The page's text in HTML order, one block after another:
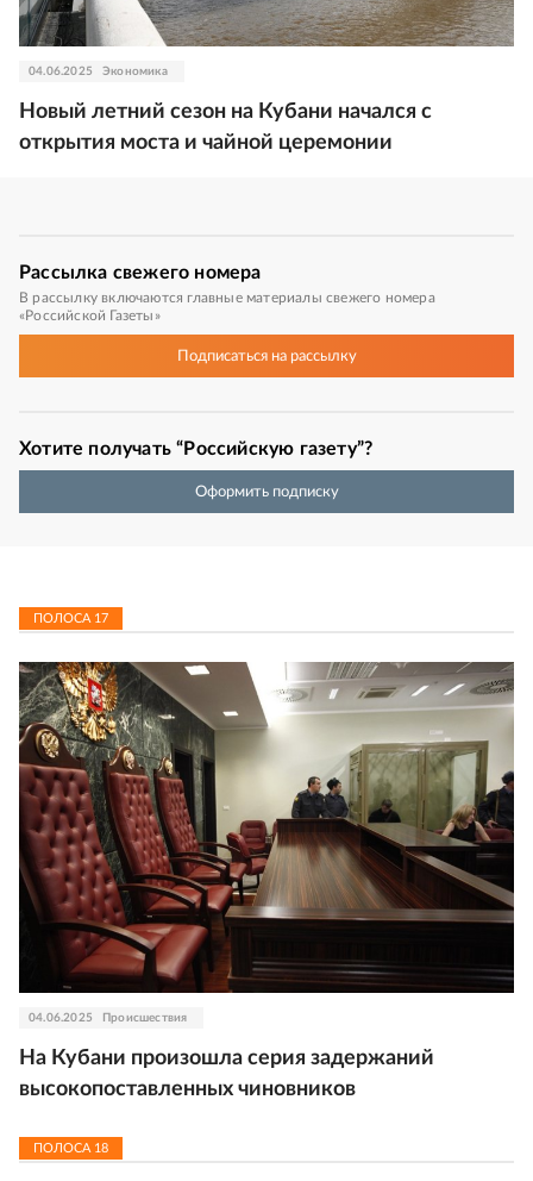
04.06.2025 Экономика
Новый летний сезон на Кубани начался с
открытия моста и чайной церемонии
Рассылка свежего номера
В рассылку включаются главные материалы свежего номера
«Российской Газеты»
Подписатьсяна рассылку
Хотите получать “Российскую газету”?
Оформить подписку
ПОЛОСА 17
04.06.2025 Происшествия
На Кубани произошла серия задержаний
высокопоставленных чиновников
ПОЛОСА 18